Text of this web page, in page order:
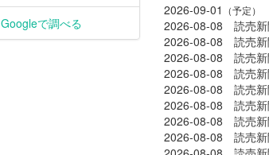
Googleで調べる
2026-09-01 （予定）
2026-08-08 読売
2026-08-08 読売
2026-08-08 読売
2026-08-08 読売
2026-08-08 読売
2026-08-08 読売
2026-08-08 読売
2026-08-08 読売